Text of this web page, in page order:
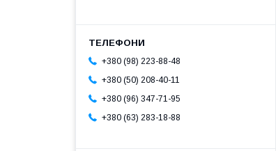
+380 (98) 223-88-48
+380 (50) 208-40-11
+380 (96) 347-71-95
+380 (63) 283-18-88